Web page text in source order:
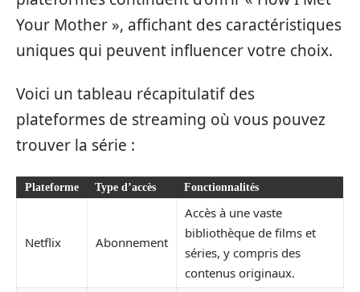
Your Mother », affichant des caractéristiques
uniques qui peuvent influencer votre choix.
Voici un tableau récapitulatif des
plateformes de streaming où vous pouvez
trouver la série :
Plateforme Type d’accès Fonctionnalités
Netflix Abonnement
Accès à une vaste
bibliothèque de films et
séries, y compris des
contenus originaux.